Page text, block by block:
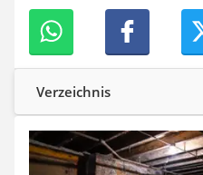
Digitale Zeitschaltuhr
Paketbriefkasten
Fensterkontaktschalter
Hygrometer
LED-Baustrahler
Tiefengrund
LED-Beamer
Verzeichnis